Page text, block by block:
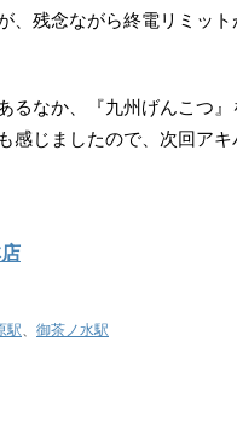
、残念ながら終電リミッ
るなか、『九州げんこつ
感じましたので、次回ア
駅、 御茶ノ水駅